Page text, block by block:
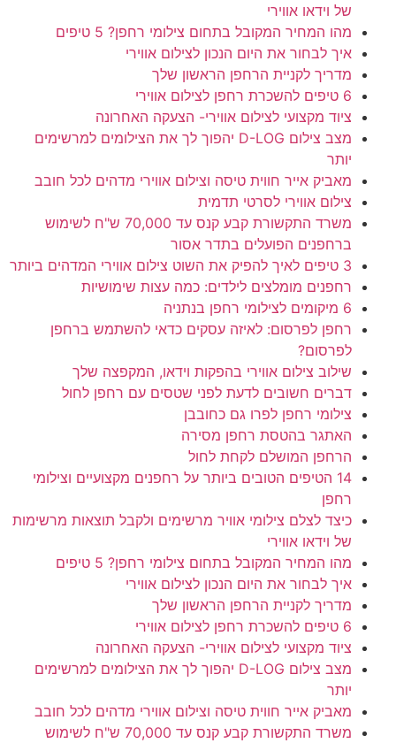
של וידאו אווירי
מהו המחיר המקובל בתחום צילומי רחפן? 5 טיפים
איך לבחור את היום הנכון לצילום אווירי
מדריך לקניית הרחפן הראשון שלך
6 טיפים להשכרת רחפן לצילום אווירי
ציוד מקצועי לצילום אווירי- הצעקה האחרונה
מצב צילום D-LOG יהפוך לך את הצילומים למרשימים
יותר
מאביק אייר חווית טיסה וצילום אווירי מדהים לכל חובב
צילום אווירי לסרטי תדמית
משרד התקשורת קבע קנס עד 70,000 ש"ח לשימוש
ברחפנים הפועלים בתדר אסור
3 טיפים לאיך להפיק את השוט צילום אווירי המדהים ביותר
רחפנים מומלצים לילדים: כמה עצות שימושיות
6 מיקומים לצילומי רחפן בנתניה
רחפן לפרסום: לאיזה עסקים כדאי להשתמש ברחפן
לפרסום?
שילוב צילום אווירי בהפקות וידאו, המקפצה שלך
דברים חשובים לדעת לפני שטסים עם רחפן לחול
צילומי רחפן לפרו גם כחובבן
האתגר בהטסת רחפן מסירה
הרחפן המושלם לקחת לחול
14 הטיפים הטובים ביותר על רחפנים מקצועיים וצילומי
רחפן
כיצד לצלם צילומי אוויר מרשימים ולקבל תוצאות מרשימות
של וידאו אווירי
מהו המחיר המקובל בתחום צילומי רחפן? 5 טיפים
איך לבחור את היום הנכון לצילום אווירי
מדריך לקניית הרחפן הראשון שלך
6 טיפים להשכרת רחפן לצילום אווירי
ציוד מקצועי לצילום אווירי- הצעקה האחרונה
מצב צילום D-LOG יהפוך לך את הצילומים למרשימים
יותר
מאביק אייר חווית טיסה וצילום אווירי מדהים לכל חובב
משרד התקשורת קבע קנס עד 70,000 ש"ח לשימוש